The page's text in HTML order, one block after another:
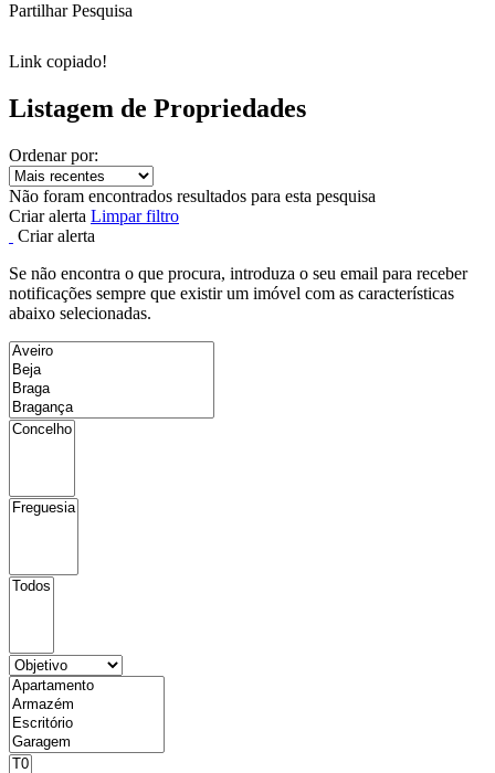
Partilhar Pesquisa
Link copiado!
Listagem de Propriedades
Ordenar por:
Não foram encontrados resultados para esta pesquisa
Criar alerta Limpar filtro
Criar alerta
Se não encontra o que procura, introduza o seu email para receber
notificações sempre que existir um imóvel com as características
abaixo selecionadas.